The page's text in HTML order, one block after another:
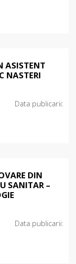
ASISTENT
NASTERI
Data publicarii:
DIN
SANITAR –
Data publicarii: